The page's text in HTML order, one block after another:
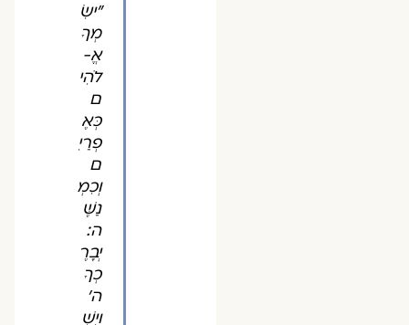
"ישִׂ
מְךָ
אֱ-
לֹהִי
ם
כְּאֶ
פְרַיִ
ם
וְכִמְ
נַשֶּׁ
ה:
יְבָרֶ
כְךָ
ה'
ויִשְׁ